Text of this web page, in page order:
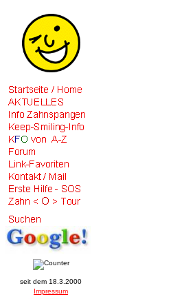
seit dem 18.3.2000
Impressum